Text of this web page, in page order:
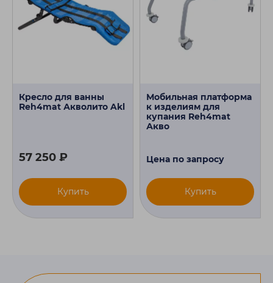
Кресло для ванны
Reh4mat Акволито Akl
57 250 ₽
Купить
Мобильная платформа
к изделиям для
купания Reh4mat
Акво
Цена по запросу
Купить